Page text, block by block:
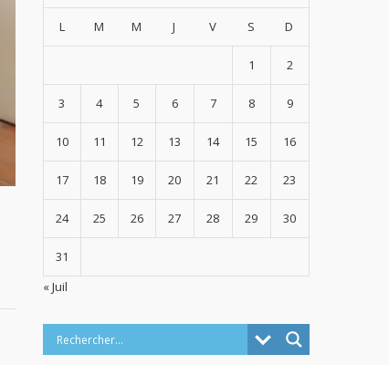
L M M J V S D
1 2
3 4 5 6 7 8 9
10 11 12 13 14 15 16
17 18 19 20 21 22 23
24 25 26 27 28 29 30
31
« Juil